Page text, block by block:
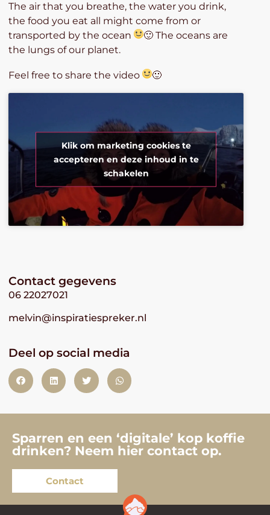
The air that you breathe, the water you drink,
the food you eat all might come from or
transported by the ocean
🙂 The oceans are
the lungs of our planet.
Feel free to share the video 🙂
Klik om marketing cookies te
accepteren en deze inhoud in te
schakelen
Contact gegevens
06 22027021
melvin@inspiratiespreker.nl
Deel op social media
Sparren en een ‘digitale’ kop koffie
drinken? Neem hier contact op.
Contact